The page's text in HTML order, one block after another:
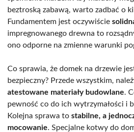
beztroską zabawą, warto zadbać o
Fundamentem jest oczywiście
impregnowanego drewna to
ono odporne na zmienne warunki
Co sprawia, że domek na drzewie
bezpieczny? Przede wszystkim,
atestowane materiały budowlane.
pewność co do ich wytrzymałości i
Kolejna sprawa to stabilne, a
mocowanie. Specjalne kotwy do